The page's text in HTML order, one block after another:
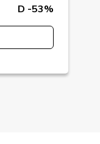
D -53%